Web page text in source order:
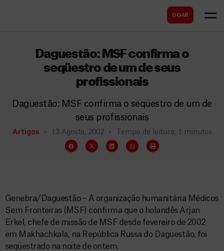
DOAR
r
Daguestão: MSF confirma o
seqüestro de um de seus
profissionais
Daguestão: MSF confirma o seqüestro de um de
seus profissionais
Artigos 13 Agosto, 2002 Tempo de leitura: 1 minutos
Genebra/Daguestão – A organização humanitária Médicos
Sem Fronteiras (MSF) confirma que o holandês Arjan
Erkel, chefe de missão de MSF desde fevereiro de 2002
em Makhachkala, na República Russa do Daguestão, foi
seqüestrado na noite de ontem.
c
a
r